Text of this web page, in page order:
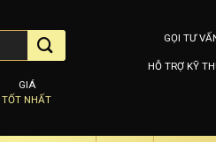
GIÁ
TỐT NHẤT
GỌI TƯ
HỖ TRỢ KỸ